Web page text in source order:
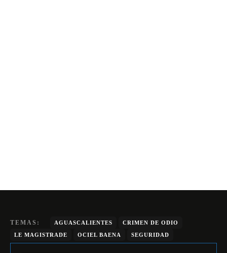
TEMAS: AGUASCALIENTES
CRIMEN DE ODIO
LE MAGISTRADE
OCIEL BAENA SEGURIDAD